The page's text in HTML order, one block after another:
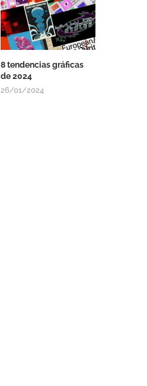
8 tendencias gráficas
de 2024
26/01/2024